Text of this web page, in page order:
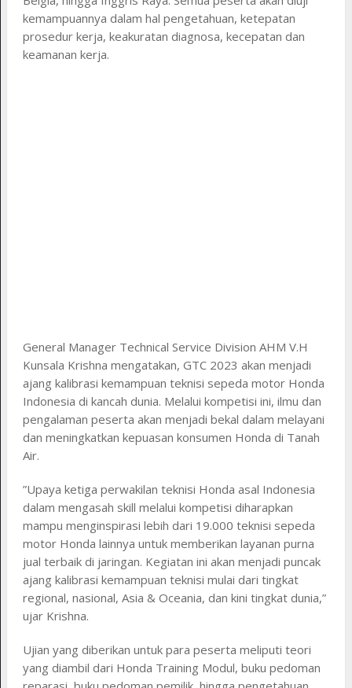
kemampuannya dalam hal pengetahuan, ketepatan
prosedur kerja, keakuratan diagnosa, kecepatan dan
keamanan kerja.
General Manager Technical Service Division AHM V.H
Kunsala Krishna mengatakan, GTC 2023 akan menjadi
ajang kalibrasi kemampuan teknisi sepeda motor Honda
Indonesia di kancah dunia. Melalui kompetisi ini, ilmu dan
pengalaman peserta akan menjadi bekal dalam melayani
dan meningkatkan kepuasan konsumen Honda di Tanah
Air.
”Upaya ketiga perwakilan teknisi Honda asal Indonesia
dalam mengasah skill melalui kompetisi diharapkan
mampu menginspirasi lebih dari 19.000 teknisi sepeda
motor Honda lainnya untuk memberikan layanan purna
jual terbaik di jaringan. Kegiatan ini akan menjadi puncak
ajang kalibrasi kemampuan teknisi mulai dari tingkat
regional, nasional, Asia & Oceania, dan kini tingkat dunia,”
ujar Krishna.
Ujian yang diberikan untuk para peserta meliputi teori
yang diambil dari Honda Training Modul, buku pedoman